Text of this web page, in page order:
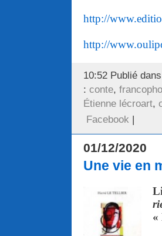
http://
http://
10:52 Publié
: conte,
Étienne lécroart,
Facebook |
01/12/2020
Une vie en
«